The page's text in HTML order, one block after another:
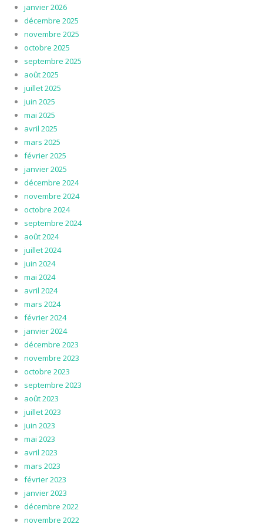
janvier 2026
décembre 2025
novembre 2025
octobre 2025
septembre 2025
août 2025
juillet 2025
juin 2025
mai 2025
avril 2025
mars 2025
février 2025
janvier 2025
décembre 2024
novembre 2024
octobre 2024
septembre 2024
août 2024
juillet 2024
juin 2024
mai 2024
avril 2024
mars 2024
février 2024
janvier 2024
décembre 2023
novembre 2023
octobre 2023
septembre 2023
août 2023
juillet 2023
juin 2023
mai 2023
avril 2023
mars 2023
février 2023
janvier 2023
décembre 2022
novembre 2022